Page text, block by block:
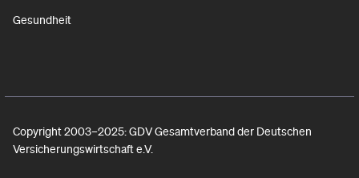
Gesundheit
Copyright 2003–2025: GDV Gesamtverband der Deutschen
Versicherungswirtschaft e.V.